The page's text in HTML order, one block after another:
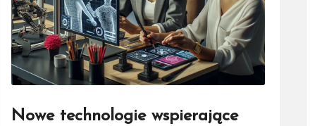
Nowe technologie wspierające